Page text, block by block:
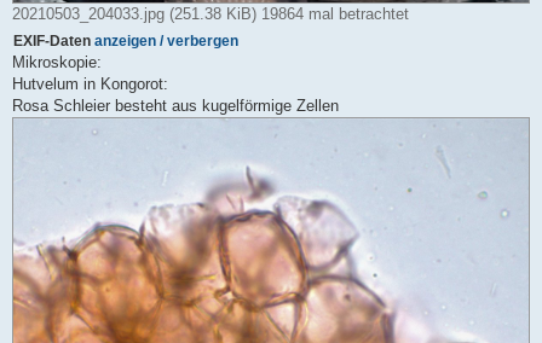
20210503_204033.jpg (251.38 KiB) 19864 mal betrachtet
EXIF-Daten anzeigen / verbergen
Mikroskopie:
Hutvelum in Kongorot:
Rosa Schleier besteht aus kugelförmige Zellen